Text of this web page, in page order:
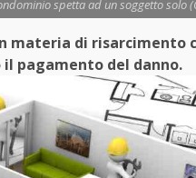
spetta ad un soggetto solo
materia di risarcimento
pagamento del danno.